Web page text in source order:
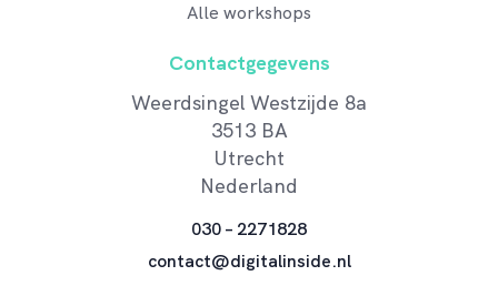
Alle workshops
Contactgegevens
Weerdsingel Westzijde 8a
3513 BA
Utrecht
Nederland
030 – 2271828
contact@digitalinside.nl